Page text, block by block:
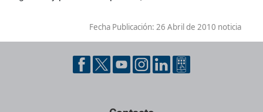
Fecha Publicación: 26 Abril de 2010 noticia